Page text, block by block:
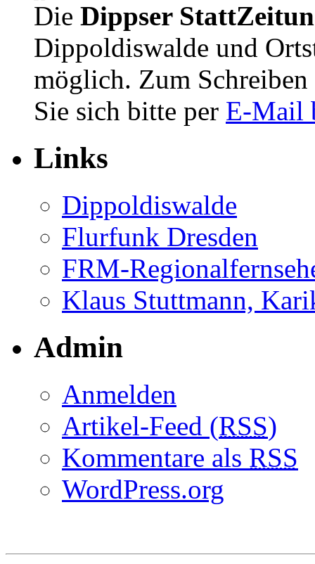
Die Dippser
Dippoldiswalde und
möglich. Zum
Sie sich bitte per E-Mail
Links
Dippoldiswalde
Flurfunk Dresden
FRM-
Klaus Stuttmann,
Admin
Anmelden
Artikel-Feed (RSS)
Kommentare als RSS
WordPress.org